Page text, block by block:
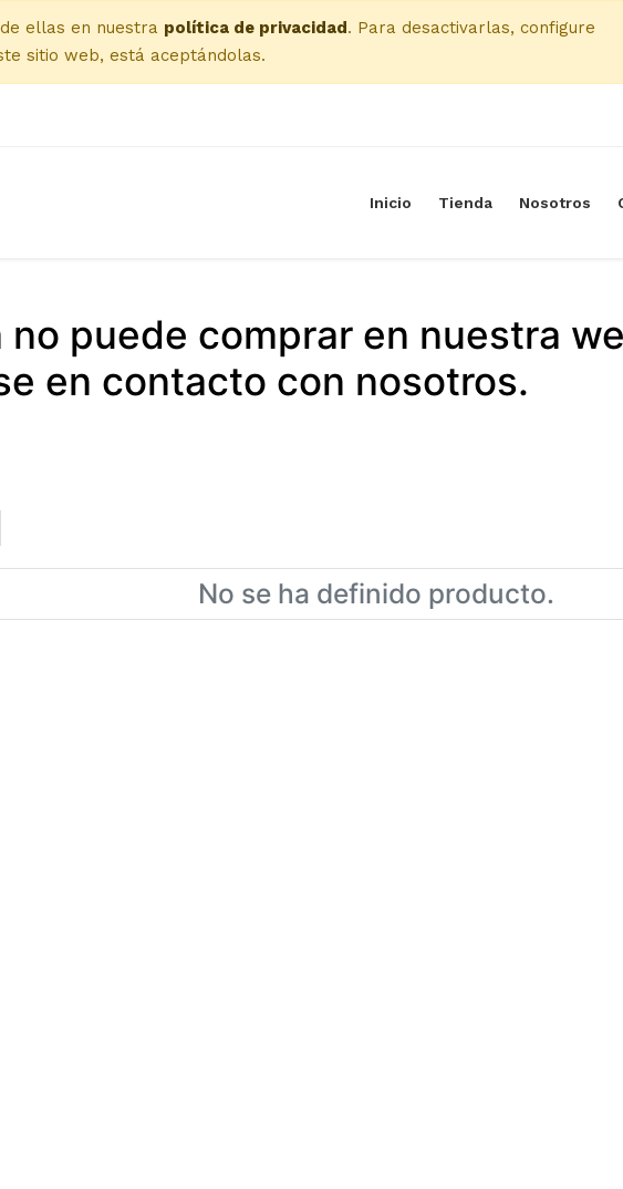
ellas en nuestra política de privacidad. Para desactivarlas, configure
sitio web, está aceptándolas.
Inicio Tienda Nosotros
no puede comprar en nuestra
en contacto con nosotros.
No se ha definido producto.